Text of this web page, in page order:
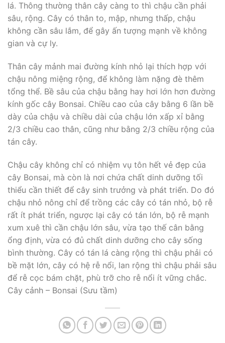
lá. Thông thường thân cây càng to thì chậu cần phải
sâu, rộng. Cây có thân to, mập, nhưng thấp, chậu
không cần sâu lắm, để gây ấn tượng mạnh về không
gian và cự ly.
Thân cây mảnh mai đường kính nhỏ lại thích hợp với
chậu nông miệng rộng, để không làm nặng đè thêm
tổng thể. Bề sâu của chậu bằng hay hơi lớn hơn đường
kính gốc cây Bonsai. Chiều cao của cây bằng 6 lần bề
dày của chậu và chiều dài của chậu lớn xấp xỉ bằng
2/3 chiều cao thân, cũng như bằng 2/3 chiều rộng của
tán cây.
Chậu cây không chỉ có nhiệm vụ tôn hết vẻ đẹp của
cây Bonsai, mà còn là nơi chứa chất dinh dưỡng tối
thiểu cần thiết để cây sinh trưởng và phát triển. Do đó
chậu nhỏ nông chỉ để trồng các cây có tán nhỏ, bộ rễ
rất ít phát triển, ngược lại cây có tán lớn, bộ rễ mạnh
xum xuê thì cần chậu lớn sâu, vừa tạo thế cân bằng
ổng định, vừa có đủ chất dinh dưỡng cho cây sống
bình thường. Cây có tán lá càng rộng thì chậu phải có
bề mặt lớn, cây có hệ rễ nổi, lan rộng thì chậu phải sâu
để rễ cọc bám chặt, phù trỡ cho rễ nổi ít vững chắc.
Cây cảnh – Bonsai (Sưu tầm)